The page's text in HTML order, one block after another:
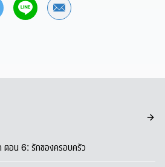
Share by Email
อน 6: รักของครอบครัว